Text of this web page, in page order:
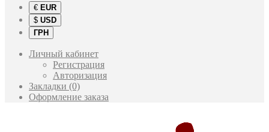
€ EUR
$ USD
ГРН
Личный кабинет
Регистрация
Авторизация
Закладки (0)
Оформление заказа